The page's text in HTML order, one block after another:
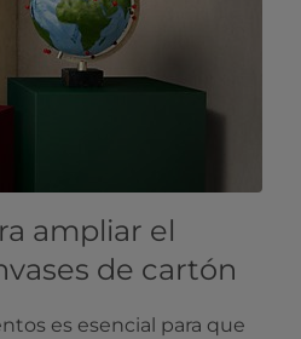
ampliar el
de cartón
es esencial para que